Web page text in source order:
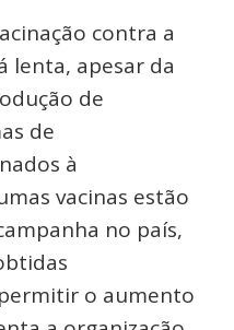
contra a
lenta, apesar da
de
de
à
vacinas estão
no país,
o aumento